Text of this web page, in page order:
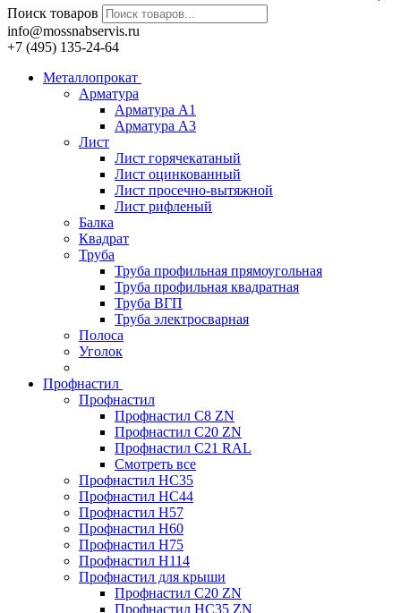
Поиск товаров
info@mossnabservis.ru
+7 (495) 135-24-64
Металлопрокат
Арматура
Арматура А1
Арматура А3
Лист
Лист горячекатаный
Лист оцинкованный
Лист просечно-вытяжной
Лист рифленый
Балка
Квадрат
Труба
Труба профильная прямоугольная
Труба профильная квадратная
Труба ВГП
Труба электросварная
Полоса
Уголок
Профнастил
Профнастил
Профнастил С8 ZN
Профнастил С20 ZN
Профнастил С21 RAL
Смотреть все
Профнастил HC35
Профнастил HC44
Профнастил H57
Профнастил H60
Профнастил H75
Профнастил H114
Профнастил для крыши
Профнастил С20 ZN
Профнастил НС35 ZN